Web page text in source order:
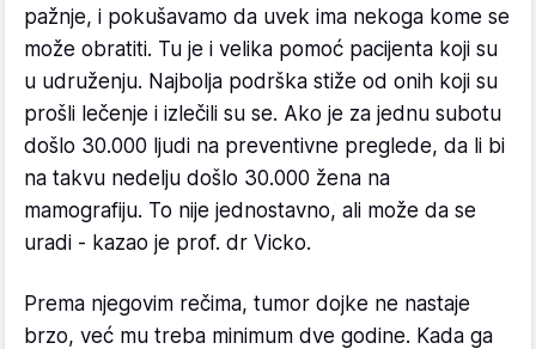
pažnje, i pokušavamo da uvek ima nekoga kome se
može obratiti. Tu je i velika pomoć pacijenta koji su
u udruženju. Najbolja podrška stiže od onih koji su
prošli lečenje i izlečili su se. Ako je za jednu subotu
došlo 30.000 ljudi na preventivne preglede, da li bi
na takvu nedelju došlo 30.000 žena na
mamografiju. To nije jednostavno, ali može da se
uradi - kazao je prof. dr Vicko.
Prema njegovim rečima, tumor dojke ne nastaje
brzo, već mu treba minimum dve godine. Kada ga